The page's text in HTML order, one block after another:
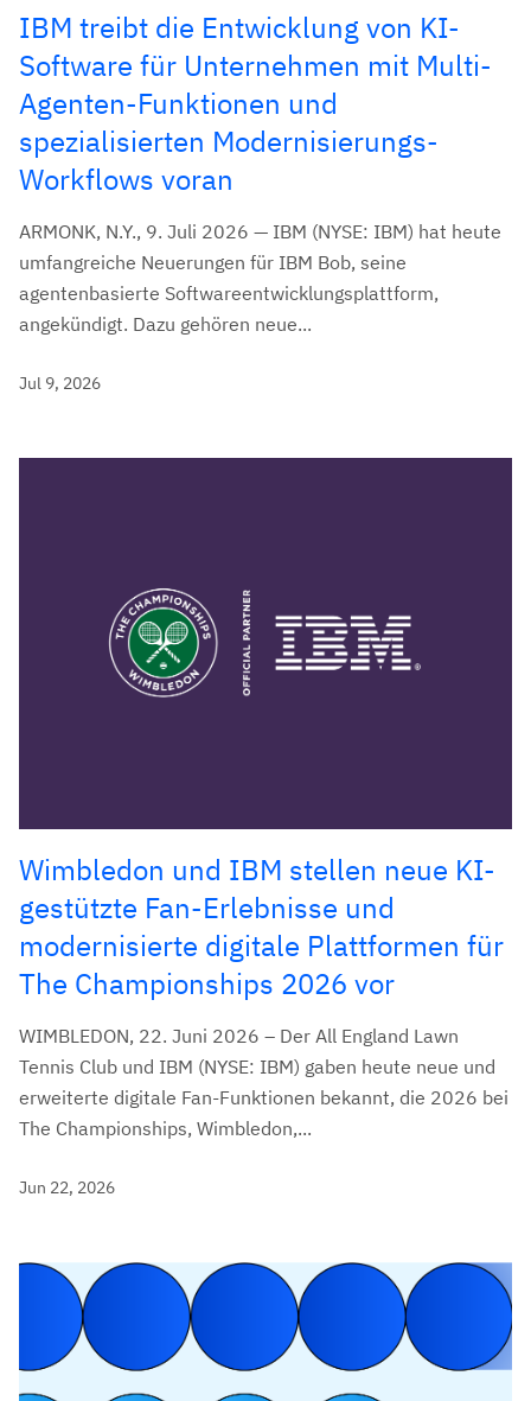
IBM treibt die Entwicklung von KI-
Software für Unternehmen mit Multi-
Agenten-Funktionen und
spezialisierten Modernisierungs-
Workflows voran
ARMONK, N.Y., 9. Juli 2026 — IBM (NYSE: IBM) hat heute
umfangreiche Neuerungen für IBM Bob, seine
agentenbasierte Softwareentwicklungsplattform,
angekündigt. Dazu gehören neue...
Jul 9, 2026
Wimbledon und IBM stellen neue KI-
gestützte Fan-Erlebnisse und
modernisierte digitale Plattformen für
The Championships 2026 vor
WIMBLEDON, 22. Juni 2026 – Der All England Lawn
Tennis Club und IBM (NYSE: IBM) gaben heute neue und
erweiterte digitale Fan-Funktionen bekannt, die 2026 bei
The Championships, Wimbledon,...
Jun 22, 2026